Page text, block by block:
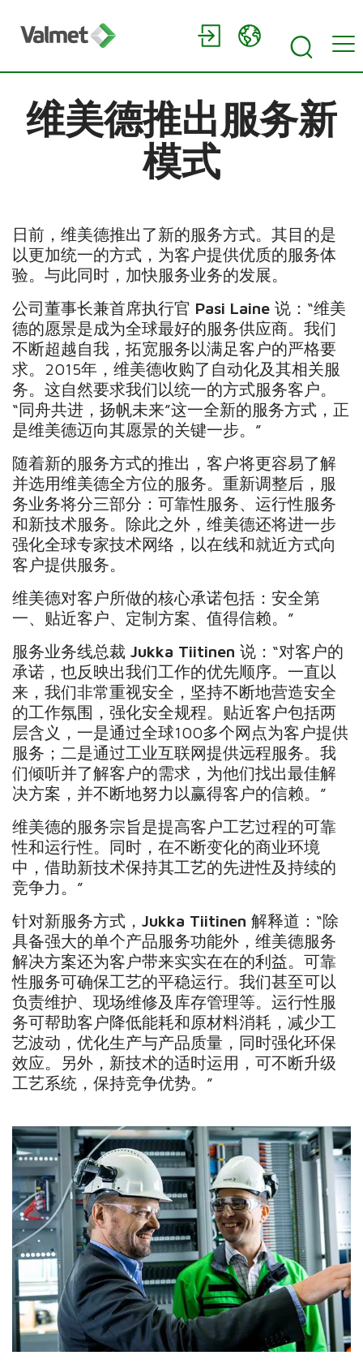
维美德推出服务新
模式
日前，维美德推出了新的服务方式。其目的是
以更加统一的方式，为客户提供优质的服务体
验。与此同时，加快服务业务的发展。
公司董事长兼首席执行官 Pasi Laine说：“维美
德的愿景是成为全球最好的服务供应商。我们
不断超越自我，拓宽服务以满足客户的严格要
求。2015年，维美德收购了自动化及其相关服
务。这自然要求我们以统一的方式服务客户。
“同舟共进，扬帆未来”这一全新的服务方式，正
是维美德迈向其愿景的关键一步。”
随着新的服务方式的推出，客户将更容易了解
并选用维美德全方位的服务。重新调整后，服
务业务将分三部分：可靠性服务、运行性服务
和新技术服务。除此之外，维美德还将进一步
强化全球专家技术网络，以在线和就近方式向
客户提供服务。
维美德对客户所做的核心承诺包括：安全第
一、贴近客户、定制方案、值得信赖。”
服务业务线总裁Jukka Tiitinen说：“对客户的
承诺，也反映出我们工作的优先顺序。一直以
来，我们非常重视安全，坚持不断地营造安全
的工作氛围，强化安全规程。贴近客户包括两
层含义，一是通过全球100多个网点为客户提供
服务；二是通过工业互联网提供远程服务。我
们倾听并了解客户的需求，为他们找出最佳解
决方案，并不断地努力以赢得客户的信赖。”
维美德的服务宗旨是提高客户工艺过程的可靠
性和运行性。同时，在不断变化的商业环境
中，借助新技术保持其工艺的先进性及持续的
竞争力。”
针对新服务方式，Jukka Tiitinen 解释道：“除
具备强大的单个产品服务功能外，维美德服务
解决方案还为客户带来实实在在的利益。可靠
性服务可确保工艺的平稳运行。我们甚至可以
负责维护、现场维修及库存管理等。运行性服
务可帮助客户降低能耗和原材料消耗，减少工
艺波动，优化生产与产品质量，同时强化环保
效应。另外，新技术的适时运用，可不断升级
工艺系统，保持竞争优势。”